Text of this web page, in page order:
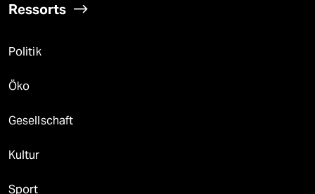
Ressorts
Politik
Öko
Gesellschaft
Kultur
Sport